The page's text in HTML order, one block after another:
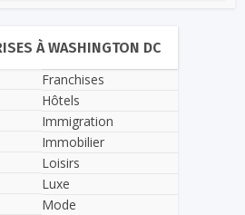
À WASHINGTON DC
Franchises
Hôtels
Immigration
Immobilier
Loisirs
Luxe
Mode